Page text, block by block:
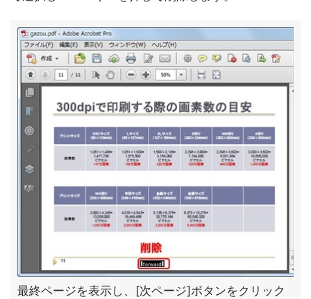
最終ページを表示し、[次ページ]ボタンをクリック